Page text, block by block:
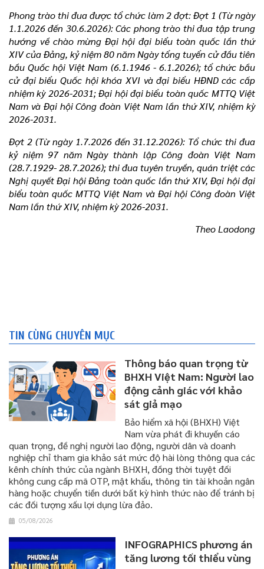
Phong trào thi đua được tổ chức làm 2 đợt: Đợt 1 (Từ ngày
1.1.2026 đến 30.6.2026): Các phong trào thi đua tập trung
hướng về chào mừng Đại hội đại biểu toàn quốc lần thứ
XIV của Đảng, kỷ niệm 80 năm Ngày tổng tuyển cử đầu tiên
bầu Quốc hội Việt Nam (6.1.1946 - 6.1.2026); tổ chức bầu
cử đại biểu Quốc hội khóa XVI và đại biểu HĐND các cấp
nhiệm kỳ 2026-2031; Đại hội đại biểu toàn quốc MTTQ Việt
Nam và Đại hội Công đoàn Việt Nam lần thứ XIV, nhiệm kỳ
2026-2031.
Đợt 2 (Từ ngày 1.7.2026 đến 31.12.2026): Tổ chức thi đua
kỷ niệm 97 năm Ngày thành lập Công đoàn Việt Nam
(28.7.1929- 28.7.2026); thi đua tuyên truyền, quán triệt các
Nghị quyết Đại hội Đảng toàn quốc lần thứ XIV, Đại hội đại
biểu toàn quốc MTTQ Việt Nam và Đại hội Công đoàn Việt
Nam lần thứ XIV, nhiệm kỳ 2026-2031.
Theo Laodong
TIN CÙNG CHUYÊN MỤC
Thông báo quan trọng từ
BHXH Việt Nam: Người lao
động cảnh giác với khảo
sát giả mạo
Bảo hiểm xã hội (BHXH) Việt
Nam vừa phát đi khuyến cáo
quan trọng, đề nghị người lao động, người dân và doanh
nghiệp chỉ tham gia khảo sát mức độ hài lòng thông qua các
kênh chính thức của ngành BHXH, đồng thời tuyệt đối
không cung cấp mã OTP, mật khẩu, thông tin tài khoản ngân
hàng hoặc chuyển tiền dưới bất kỳ hình thức nào để tránh bị
các đối tượng xấu lợi dụng lừa đảo.
05/08/2026
INFOGRAPHICS phương án
tăng lương tối thiểu vùng